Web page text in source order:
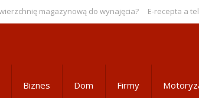
magazynową do wynajęcia? E-recepta a
Biznes Dom Firmy